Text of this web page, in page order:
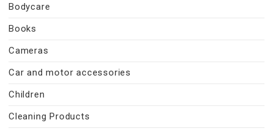
Bodycare
Books
Cameras
Car and motor accessories
Children
Cleaning Products